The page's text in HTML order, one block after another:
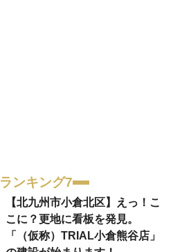
ランキング7
【北九州市小倉北区】えっ！こ
こに？更地に看板を発見。
「（仮称）TRIAL小倉熊谷店」